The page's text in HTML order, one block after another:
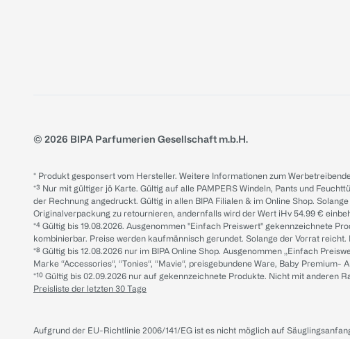
© 2026 BIPA Parfumerien Gesellschaft m.b.H.
* Produkt gesponsert vom Hersteller. Weitere Informationen zum
*³ Nur mit gültiger jö Karte. Gültig auf alle PAMPERS Windeln, Pants und
der Rechnung angedruckt. Gültig in allen BIPA Filialen & im Online Shop.
Originalverpackung zu retournieren, andernfalls wird der Wert iHv 54.99 €
*⁴ Gültig bis 19.08.2026. Ausgenommen "Einfach Preiswert" gekennzeichnete
kombinierbar. Preise werden kaufmännisch gerundet. Solange der Vorrat reicht.
*⁸ Gültig bis 12.08.2026 nur im BIPA Online Shop. Ausgenommen „Einfach
Marke “Accessories“, “Tonies“, “Mavie“, preisgebundene Ware, Baby
*¹⁰ Gültig bis 02.09.2026 nur auf gekennzeichnete Produkte. Nicht mit anderen
Preisliste der letzten 30 Tage
Aufgrund der EU-Richtlinie 2006/141/EG ist es nicht möglich auf